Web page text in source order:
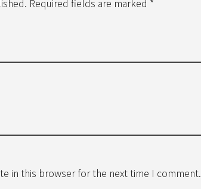
Required fields are marked *
in this browser for the next time I comment.